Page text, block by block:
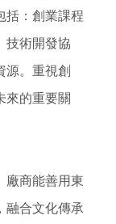
括：創業課程
技術開發協
源。重視創
來的重要關
融合文化傳承